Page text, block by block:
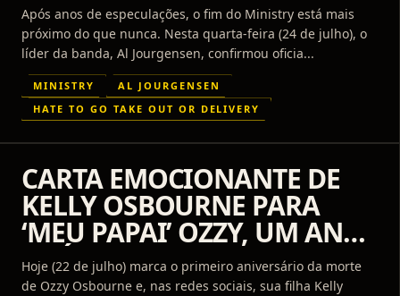
Após anos de especulações, o fim do Ministry está mais
próximo do que nunca. Nesta quarta-feira (24 de julho), o
líder da banda, Al Jourgensen, confirmou oficia...
MINISTRY
AL JOURGENSEN
HATE TO GO TAKE OUT OR DELIVERY
CARTA EMOCIONANTE DE
KELLY OSBOURNE PARA
‘MEU PAPAI’ OZZY, UM ANO
APÓS SUA MORTE
Hoje (22 de julho) marca o primeiro aniversário da morte
de Ozzy Osbourne e, nas redes sociais, sua filha Kelly